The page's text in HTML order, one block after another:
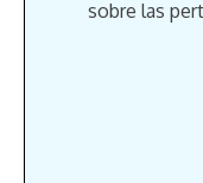
sobre las